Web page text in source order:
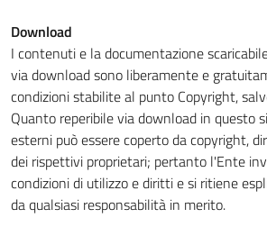
Download
I contenuti e la documentazione
via download sono liberamente e
condizioni stabilite al punto Copyright,
Quanto reperibile via download in questo
esterni può essere coperto da copyright,
dei rispettivi proprietari; pertanto l'Ente
condizioni di utilizzo e diritti e si ritiene
da qualsiasi responsabilità in merito.